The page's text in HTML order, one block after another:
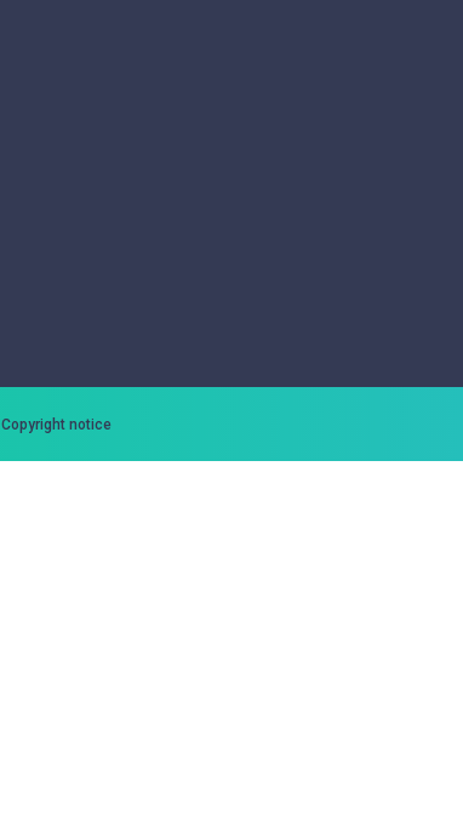
Copyright notice